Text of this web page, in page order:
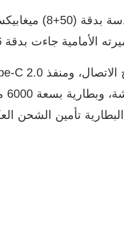
لهذه البطارية تأمين